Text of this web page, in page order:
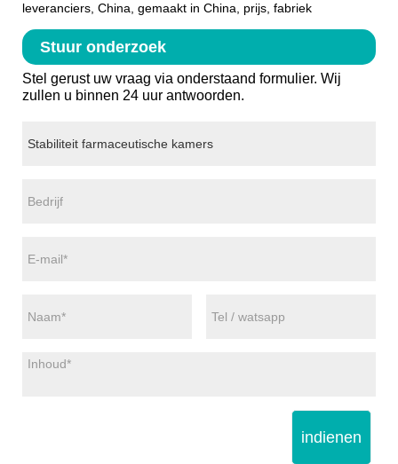
leveranciers, China, gemaakt in China, prijs, fabriek
Stuur onderzoek
Stel gerust uw vraag via onderstaand formulier. Wij
zullen u binnen 24 uur antwoorden.
indienen